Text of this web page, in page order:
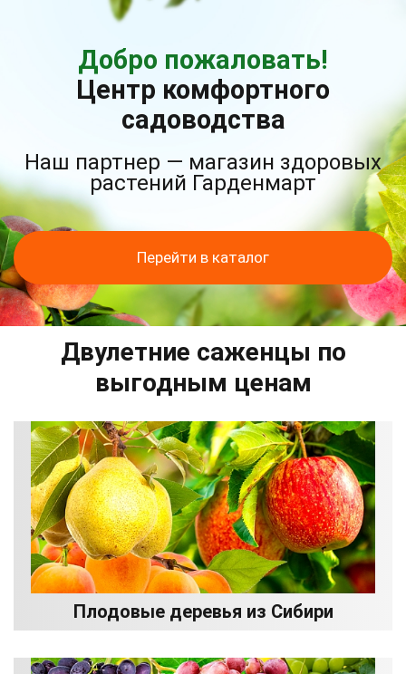
Добро пожаловать!
Центр комфортного
садоводства
Наш партнер — магазин здоровых
растений Гарденмарт
Перейти в каталог
Двулетние саженцы по
выгодным ценам
Плодовые деревья из Сибири